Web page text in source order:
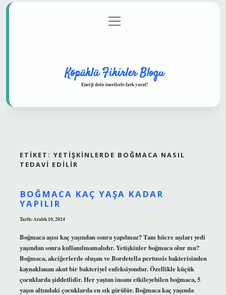
Gizlilik Politikası
menüyü
aç
Köpüklü Fikirler Blogu
Enerji dolu önerilerle fark yarat!
ETIKET: YETIŞKINLERDE BOĞMACA NASIL
TEDAVI EDILIR
BOĞMACA KAÇ YAŞA KADAR
YAPILIR
Tarih: Aralık 10, 2024
Boğmaca aşısı kaç yaşından sonra yapılmaz? Tam hücre aşıları yedi
yaşından sonra kullanılmamalıdır. Yetişkinler boğmaca olur mu?
Boğmaca, akciğerlerde oluşan ve Bordetella pertussis bakterisinden
kaynaklanan akut bir bakteriyel enfeksiyondur. Özellikle küçük
çocuklarda şiddetlidir. Her yaştan insanı etkileyebilen boğmaca, 5
yaşın altındaki çocuklarda en sık görülür. Boğmaca kaç yaşında